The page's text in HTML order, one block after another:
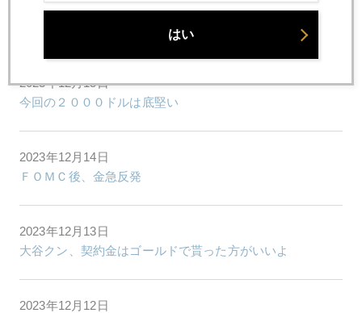
2023年12月18日
ＦＯＭＣで利下げ議論なかった、ＮＹ連銀総裁爆弾発言
2023年12月15日
今回の２０００ドルは底堅い
2023年12月14日
ＦＯＭＣ後、金急反発
2023年12月13日
大谷クン、契約金はゴールドで貰った方がいいよ
2023年12月12日
はい